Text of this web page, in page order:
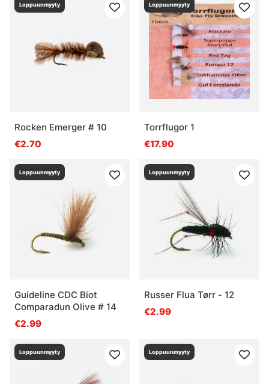
Loppuunmyyty
Rocken Emerger # 10
€2.70
Loppuunmyyty
Torrflugor 1
€17.90
Loppuunmyyty
Guideline CDC Biot
Comparadun Olive # 14
€2.99
Loppuunmyyty
Russer Flua Tørr - 12
€2.99
Loppuunmyyty Loppuunmyyty